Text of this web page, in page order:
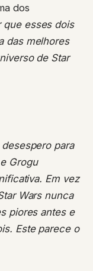
dos
que esses dois
das melhores
de Star
desespero para
Grogu
Em vez
Wars nunca
piores antes e
Este parece o